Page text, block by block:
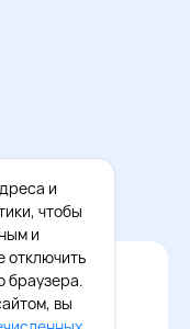
- Запад
и
чтобы
и
отключить
браузера.
вы